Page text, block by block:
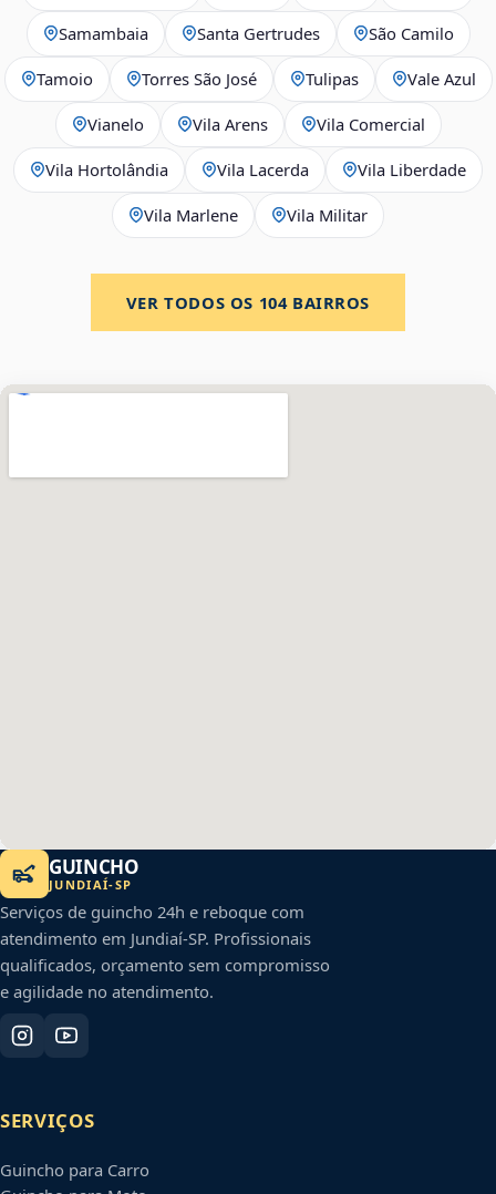
Samambaia Santa Gertrudes São Camilo
Tamoio Torres São José Tulipas Vale Azul
Vianelo Vila Arens Vila Comercial
Vila Hortolândia Vila Lacerda Vila Liberdade
Vila Marlene Vila Militar
VER TODOS OS 104BAIRROS
GUINCHO
JUNDIAÍ-SP
Serviços de guincho 24h e reboque com
atendimento em Jundiaí-SP. Profissionais
qualificados, orçamento sem compromisso
e agilidade no atendimento.
SERVIÇOS
Guincho para Carro